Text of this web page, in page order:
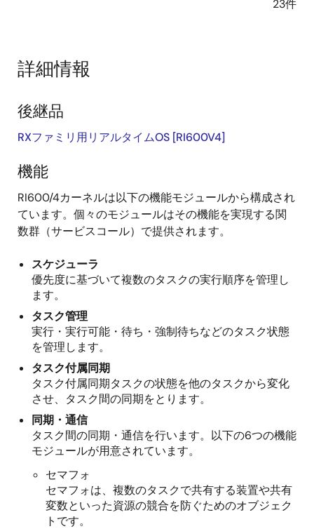
2009年8月28日
M3S-TFS-Tiny: Original File System Software for
Microcontrollers Rev.1.00
AI生成コンテンツ:
specifications and usage of the M3S-TFS-Tiny filesystem
library for microcontrollers in the R8C, H8/300H Tiny, and
M16C/Tiny series. It supports FAT16 on media sizes from
32 MB to 1 GB, with features like multiple drive support,
allocated in blocks. The library includes type definitions,
explanations of key terms such as logic sectors and
drives, and provides a sample program with memory
関連ファイル：
サンプルコード
2009年6月30日
23件
詳細情報
後継品
RXファミリ用リアルタイムOS [RI600V4]
機能
RI600/4カーネルは以下の機能モジュールから構成され
ています。個々のモジュールはその機能を実現する関
数群（サービスコール）で提供されます。
スケジューラ
優先度に基づいて複数のタスクの実行順序を管理し
ます。
タスク管理
実行・実行可能・待ち・強制待ちなどのタスク状態
を管理します。
タスク付属同期
タスク付属同期タスクの状態を他のタスクから変化
させ、タスク間の同期をとります。
同期・通信
タスク間の同期・通信を行います。以下の6つの機能
モジュールが用意されています。
セマフォ
セマフォは、複数のタスクで共有する装置や共有
変数といった資源の競合を防ぐためのオブジェク
トです。